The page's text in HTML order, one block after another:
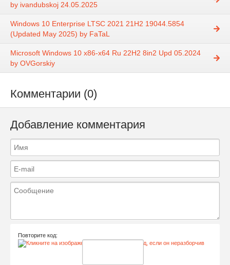
by ivandubskoj 24.05.2025
Windows 10 Enterprise LTSC 2021 21H2 19044.5854
(Updated May 2025) by FaTaL
Microsoft Windows 10 x86-x64 Ru 22H2 8in2 Upd 05.2024
by OVGorskiy
Комментарии (0)
Добавление комментария
Повторите код: